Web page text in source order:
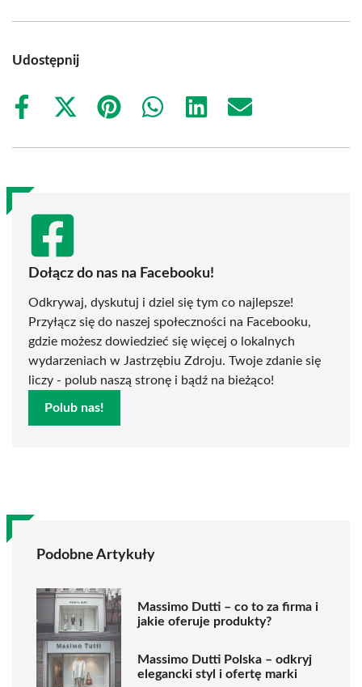
Udostępnij
Share
Share
(Twitter)
Share
Share
Share
Share
Dołącz do nas na Facebooku!
Odkrywaj, dyskutuj i dziel się tym co najlepsze!
Przyłącz się do naszej społeczności na Facebooku,
gdzie możesz dowiedzieć się więcej o lokalnych
wydarzeniach w Jastrzębiu Zdroju. Twoje zdanie się
liczy - polub naszą stronę i bądź na bieżąco!
Polub nas!
Podobne Artykuły
Massimo Dutti – co to za firma i
jakie oferuje produkty?
Massimo Dutti Polska – odkryj
elegancki styl i ofertę marki